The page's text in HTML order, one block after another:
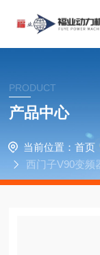
PRODUCT
产品中心
当前位置： 首页
西门子V90变频